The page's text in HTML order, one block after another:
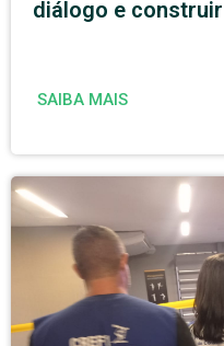
diálogo e
SAIBA MAIS